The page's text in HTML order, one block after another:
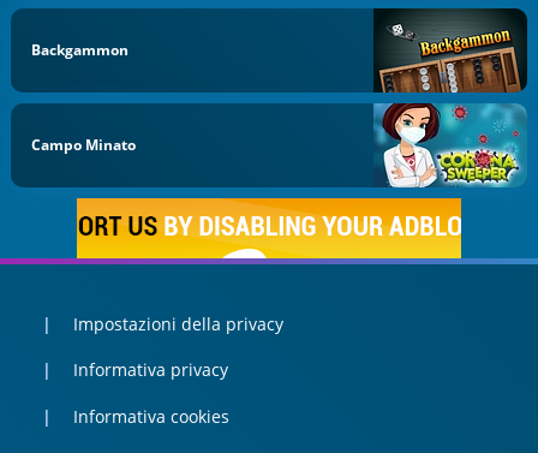
Backgammon
Campo Minato
Impostazioni della privacy
Informativa privacy
Informativa cookies